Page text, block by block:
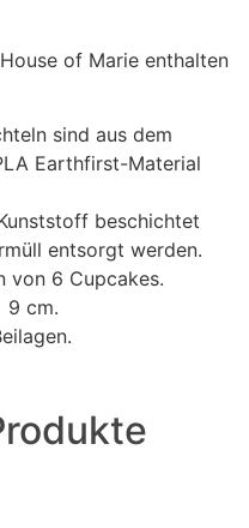
of Marie enthalten
sind aus dem
Earthfirst-Material
beschichtet
entsorgt werden.
von 6 Cupcakes.
9 cm.